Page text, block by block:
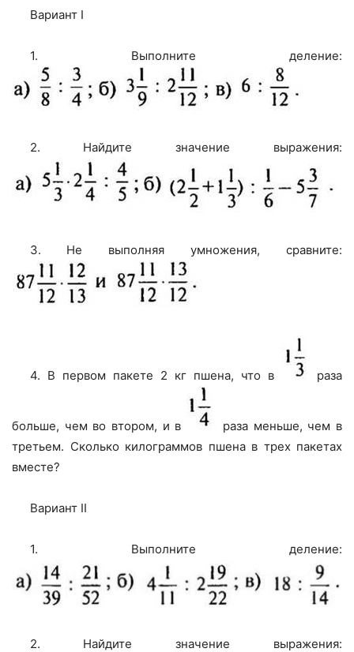
Вариант I
1. Выполните деление:
2. Найдите значение выражения:
3. Не выполняя умножения, сравните:
4. В первом пакете 2 кг пшена, что в раза
больше, чем во втором, и в
раза меньше, чем в
третьем. Сколько килограммов пшена в трех пакетах
вместе?
Вариант II
1. Выполните деление:
2. Найдите значение выражения: